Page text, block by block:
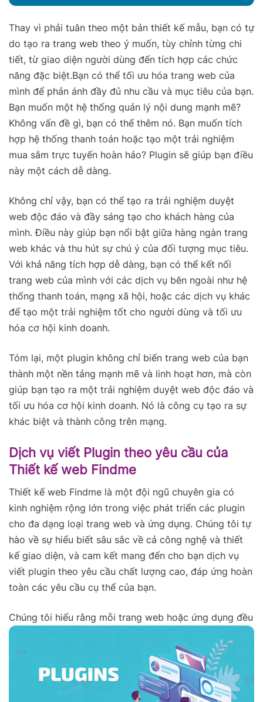
Thay vì phải tuân theo một bản thiết kế mẫu, bạn có tự
do tạo ra trang web theo ý muốn, tùy chỉnh từng chi
tiết, từ giao diện người dùng đến tích hợp các chức
năng đặc biệt.Bạn có thể tối ưu hóa trang web của
mình để phản ánh đầy đủ nhu cầu và mục tiêu của bạn.
Bạn muốn một hệ thống quản lý nội dung mạnh mẽ?
Không vấn đề gì, bạn có thể thêm nó. Bạn muốn tích
hợp hệ thống thanh toán hoặc tạo một trải nghiệm
mua sắm trực tuyến hoàn hảo? Plugin sẽ giúp bạn điều
này một cách dễ dàng.
Không chỉ vậy, bạn có thể tạo ra trải nghiệm duyệt
web độc đáo và đầy sáng tạo cho khách hàng của
mình. Điều này giúp bạn nổi bật giữa hàng ngàn trang
web khác và thu hút sự chú ý của đối tượng mục tiêu.
Với khả năng tích hợp dễ dàng, bạn có thể kết nối
trang web của mình với các dịch vụ bên ngoài như hệ
thống thanh toán, mạng xã hội, hoặc các dịch vụ khác
để tạo một trải nghiệm tốt cho người dùng và tối ưu
hóa cơ hội kinh doanh.
Tóm lại, một plugin không chỉ biến trang web của bạn
thành một nền tảng mạnh mẽ và linh hoạt hơn, mà còn
giúp bạn tạo ra một trải nghiệm duyệt web độc đáo và
tối ưu hóa cơ hội kinh doanh. Nó là công cụ tạo ra sự
khác biệt và thành công trên mạng.
Dịch vụ viết Plugin theo yêu cầu của
Thiết kế web Findme
Thiết kế web Findme là một đội ngũ chuyên gia có
kinh nghiệm rộng lớn trong việc phát triển các plugin
cho đa dạng loại trang web và ứng dụng. Chúng tôi tự
hào về sự hiểu biết sâu sắc về cả công nghệ và thiết
kế giao diện, và cam kết mang đến cho bạn dịch vụ
viết plugin theo yêu cầu chất lượng cao, đáp ứng hoàn
toàn các yêu cầu cụ thể của bạn.
Chúng tôi hiểu rằng mỗi trang web hoặc ứng dụng đều